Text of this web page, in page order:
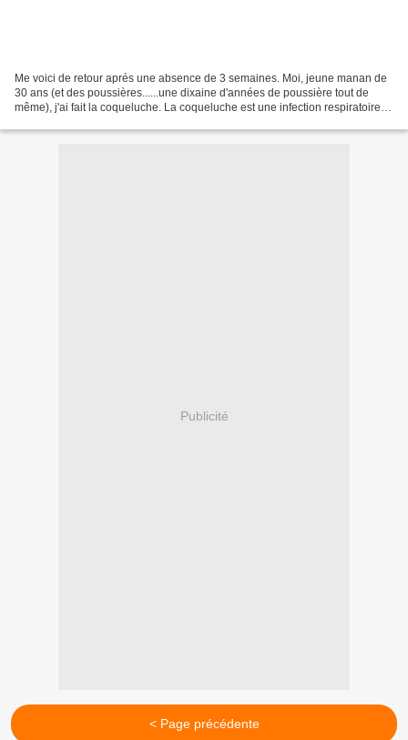
Me voici de retour aprés une absence de 3 semaines. Moi, jeune manan de
30 ans (et des poussières......une dixaine d'années de poussière tout de
même), j'ai fait la coqueluche. La coqueluche est une infection respiratoire
Publicité
< Page précédente